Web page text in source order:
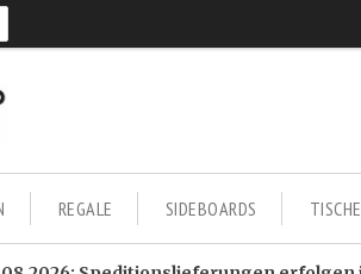
REGALE SIDEBOARDS TISCHE